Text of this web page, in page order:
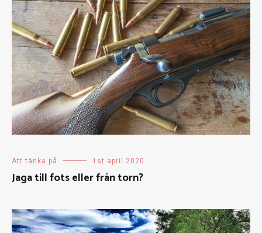
Att tänka på 1st april 2020
Jaga till fots eller från torn?